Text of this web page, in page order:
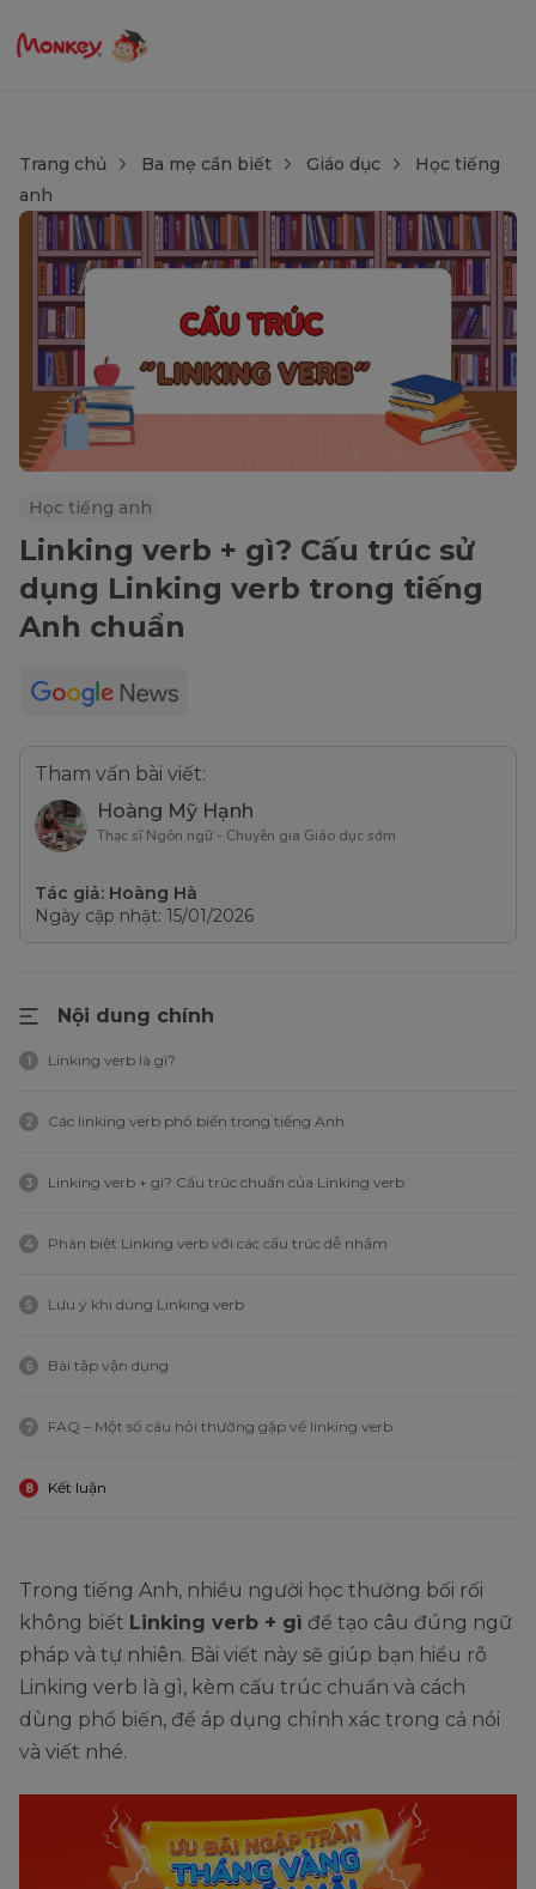
Trang chủ Ba mẹ cần biết Giáo dục
Học tiếng
anh
Học tiếng anh
Linking verb + gì? Cấu trúc sử
dụng Linking verb trong tiếng
Anh chuẩn
Tham vấn bài viết:
Hoàng Mỹ Hạnh
Thạc sĩ Ngôn ngữ - Chuyên gia Giáo dục sớm
Tác giả: Hoàng Hà
Ngày cập nhật: 15/01/2026
Nội dung chính
1 Linking verb là gì?
2 Các linking verb phổ biến trong tiếng Anh
3 Linking verb + gì? Cấu trúc chuẩn của Linking verb
4 Phân biệt Linking verb với các cấu trúc dễ nhầm
5 Lưu ý khi dùng Linking verb
6 Bài tập vận dụng
7 FAQ – Một số câu hỏi thường gặp về linking verb
8 Kết luận
Trong tiếng Anh, nhiều người học thường bối rối
không biết Linking verb + gì để tạo câu đúng ngữ
pháp và tự nhiên. Bài viết này sẽ giúp bạn hiểu rõ
Linking verb là gì, kèm cấu trúc chuẩn và cách
dùng phổ biến, để áp dụng chính xác trong cả nói
và viết nhé.